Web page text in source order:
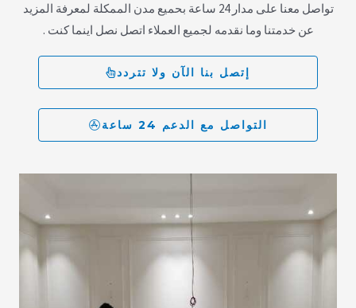
تواصل معنا على مدار 24 ساعة بحميع مدن الممكلة لمعرفة المزيد
عن خدمتنا وما نقدمه لجميع العملاء اتصل نصل اينما كنت .
إتصل بنا الآن ولا تتردد
التواصل مع الدعم 24 ساعة